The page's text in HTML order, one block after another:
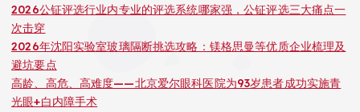
2026公钲评选行业内专业的评选系统哪家强，公钲评选三大痛点一
次击穿
2026年沈阳实验室玻璃隔断挑选攻略：镁格思曼等优质企业梳理及
避坑要点
高龄、高危、高难度——北京爱尔眼科医院为93岁患者成功实施青
光眼+白内障手术